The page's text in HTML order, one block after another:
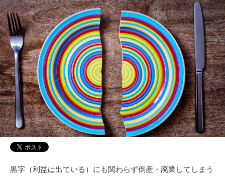
黒字（利益は出ている）にも関わらず倒産・廃業してしまう